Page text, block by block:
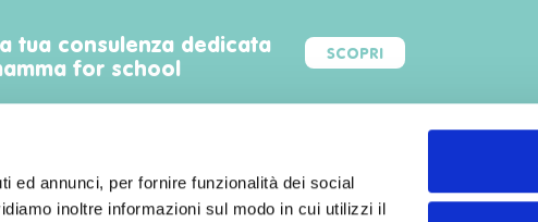
ed annunci, per fornire funzionalità dei social
inoltre informazioni sul modo in cui utilizzi il
tua consulenza dedicata
for school
SCOPRI
servizi, sconti, eventi